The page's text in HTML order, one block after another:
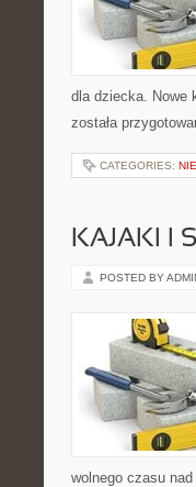
dla dziecka. Nowe
została
CATEGORIES:
KAJAKI I
POSTED BY
wolnego czasu